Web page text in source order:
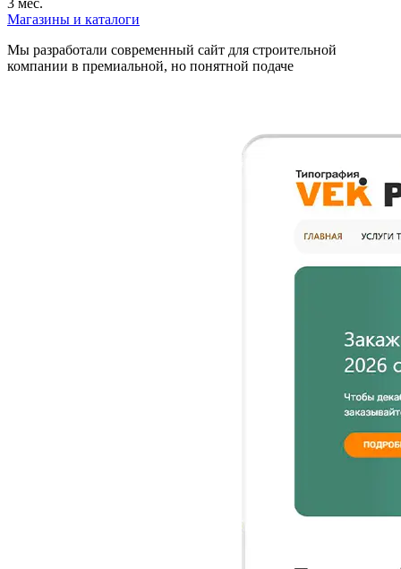
Магазины и каталоги
Мы разработали современный сайт для строительной
компании в премиальной, но понятной подаче